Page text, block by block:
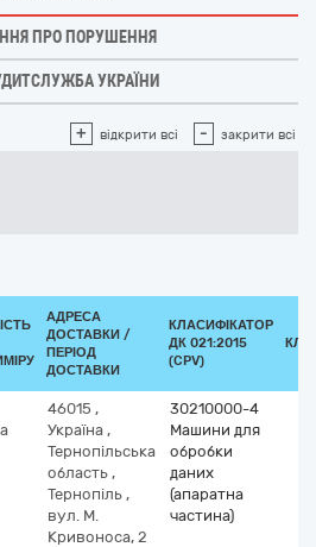
ПРО ПОРУШЕННЯ
УКРАЇНИ
+ відкрити всі - закрити всі
АДРЕСА
ДОСТАВКИ /
ПЕРІОД
ДОСТАВКИ
КЛАСИФІКАТОР
ДК 021:2015
(CPV)
46015 ,
Україна ,
Тернопільська
область ,
Тернопіль ,
вул. М.
Кривоноса, 2
30210000-4
Машини для
обробки
даних
(апаратна
частина)